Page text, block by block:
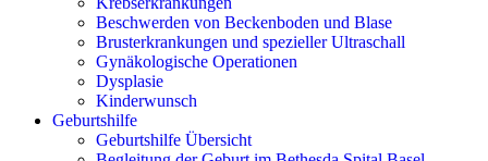
Beschwerden von Beckenboden und Blase
Brusterkrankungen und spezieller Ultraschall
Gynäkologische Operationen
Dysplasie
Kinderwunsch
Geburtshilfe
Geburtshilfe Übersicht